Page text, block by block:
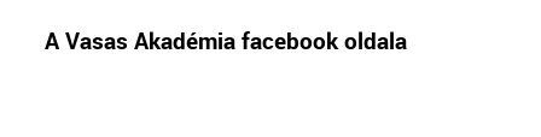
A Vasas Akadémia facebook oldala